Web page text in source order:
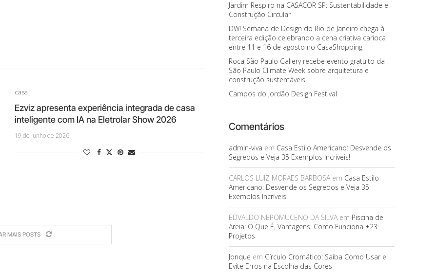
casa
Ezviz apresenta experiência integrada de casa
inteligente com IA na Eletrolar Show 2026
19 de junho de 2026
MAIS POSTS
Jardim Respiro na CASACOR SP: Sustentabilidade e
Construção Circular
DW! Semana de Design do Rio de Janeiro chega à
terceira edição celebrando a cena criativa carioca
entre 11 e 16 de agosto no CasaShopping
Roca São Paulo Gallery recebe evento gratuito da
São Paulo Climate Week sobre arquitetura e
construção sustentáveis
Campos do Jordão Design Festival
Comentários
admin-viva em Casa Estilo Americano: Desvende os
Segredos e Veja 35 Exemplos Incríveis!
CARLOS LUIZ MORAES BARBOSAem Casa Estilo
Americano: Desvende os Segredos e Veja 35
Exemplos Incríveis!
EDVALDO NEPOMUCENO DA SILVAem Piscina de
Areia: O Que É, Vantagens, Como Funciona +23
Projetos
Jonque em Círculo Cromático: Saiba Como Usar e
Evite Erros na Escolha das Cores